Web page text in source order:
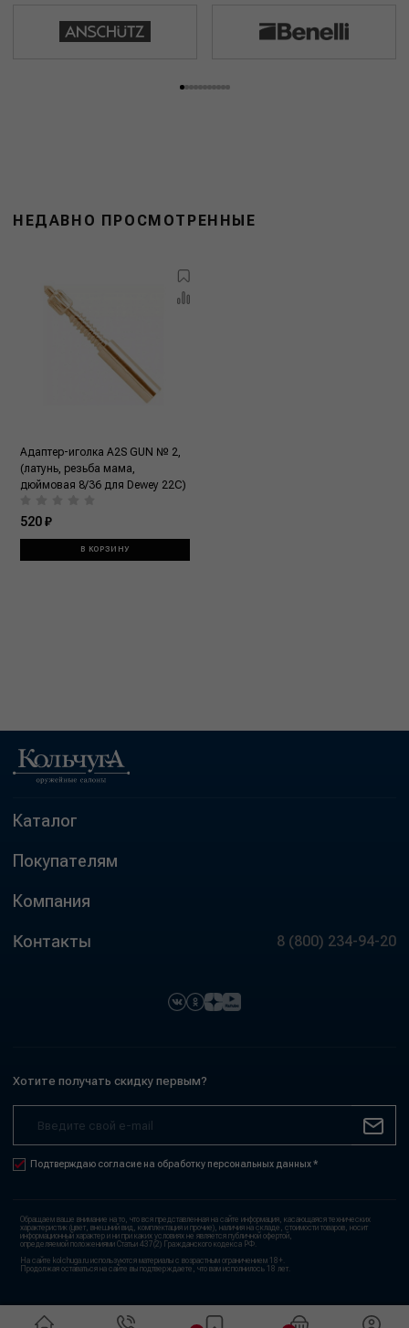
НЕДАВНО ПРОСМОТРЕННЫЕ
Адаптер-иголка A2S GUN № 2,
(латунь, резьба мама,
дюймовая 8/36 для Dewey 22C)
520 ₽
В КОРЗИНУ
Каталог
Покупателям
Компания
Контакты 8 (800) 234-94-20
Хотите получать скидку первым?
Подтверждаю согласие на обработку персональных данных *
Обращаем ваше внимание на то, что вся представленная на сайте информация, касающаяся технических
характеристик (цвет, внешний вид, комплектация и прочие), наличия на складе, стоимости товаров, носит
информационный характер и ни при каких условиях не является публичной офертой,
определяемой положениями Статьи 437(2) Гражданского кодекса РФ.
На сайте kolchuga.ru используются материалы с возрастным ограничением 18+.
Продолжая оставаться на сайте вы подтверждаете, что вам исполнилось 18 лет.